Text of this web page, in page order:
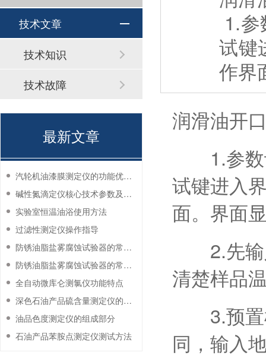
1.
试键
作界
润滑油开
1.参数
试键进入
面。界面
2.先输
清楚样品
3.预置
同，输入
技术文章
技术知识
技术故障
最新文章
汽轮机油漆膜测定仪的功能优势有哪些？
碱性氮滴定仪核心技术参数及应用说明
实验室恒温油浴使用方法
过滤性测定仪操作指导
防锈油脂盐雾腐蚀试验器的常见故障与解决方法
防锈油脂盐雾腐蚀试验器的常见故障与解决方法
全自动微库仑测氯仪功能特点
深色石油产品硫含量测定仪的工作环境要求
油品色度测定仪的组成部分
石油产品苯胺点测定仪测试方法